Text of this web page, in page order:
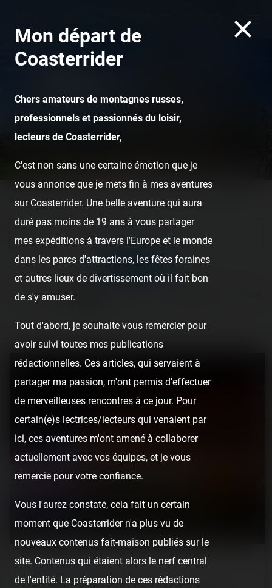
Mammut - Tripsdrill
Home Posts Reports
SEARCH
All posts Reports
Page 1 … 22
/ FUN FAIR
Mon départ de
Coasterrider
Chers amateurs de montagnes russes,
professionnels et passionnés du loisir,
lecteurs de Coasterrider,
C'est non sans une certaine émotion que je
vous annonce que je mets fin à mes aventures
sur Coasterrider. Une belle aventure qui aura
duré pas moins de 19 ans à vous partager
mes expéditions à travers l'Europe et le monde
dans les parcs d'attractions, les fêtes foraines
et autres lieux de divertissement où il fait bon
de s'y amuser.
Tout d'abord, je souhaite vous remercier pour
avoir suivi toutes mes publications
rédactionnelles. Ces articles, qui servaient à
partager ma passion, m'ont permis d'effectuer
de merveilleuses rencontres à ce jour. Pour
certain(e)s lectrices/lecteurs qui venaient par
ici, ces aventures m'ont amené à collaborer
actuellement avec vos équipes, et je vous
remercie pour votre confiance.
Vous l'aurez constaté, cela fait un certain
moment que Coasterrider n'a plus vu de
nouveaux contenus fait-maison publiés sur le
site. Contenus qui étaient alors le nerf central
de l'entité. La préparation de ces rédactions